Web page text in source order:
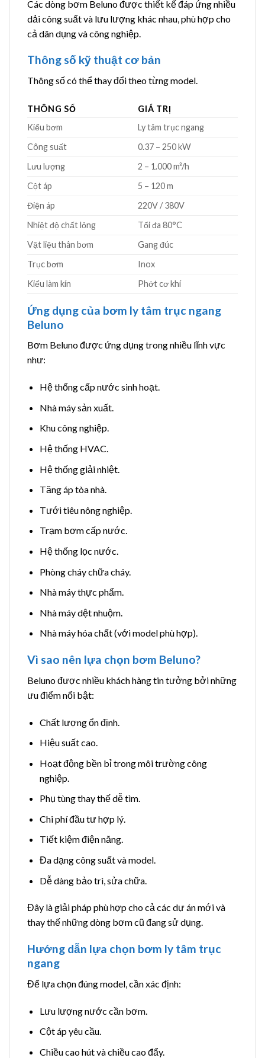
Các dòng bơm Beluno được thiết kế đáp ứng nhiều
dải công suất và lưu lượng khác nhau, phù hợp cho
cả dân dụng và công nghiệp.
Thông số kỹ thuật cơ bản
Thông số có thể thay đổi theo từng model.
THÔNG SỐ
GIÁ TRỊ
Kiểu bơm
Ly tâm trục ngang
Công suất
0.37 – 250 kW
Lưu lượng
2 – 1.000 m³/h
Cột áp
5 – 120 m
Điện áp
220V / 380V
Nhiệt độ chất lỏng
Tối đa 80°C
Vật liệu thân bơm
Gang đúc
Trục bơm
Inox
Kiểu làm kín
Phớt cơ khí
Ứng dụng của bơm ly tâm trục ngang
Beluno
Bơm Beluno được ứng dụng trong nhiều lĩnh vực
như:
Hệ thống cấp nước sinh hoạt.
Nhà máy sản xuất.
Khu công nghiệp.
Hệ thống HVAC.
Hệ thống giải nhiệt.
Tăng áp tòa nhà.
Tưới tiêu nông nghiệp.
Trạm bơm cấp nước.
Hệ thống lọc nước.
Phòng cháy chữa cháy.
Nhà máy thực phẩm.
Nhà máy dệt nhuộm.
Nhà máy hóa chất (với model phù hợp).
Vì sao nên lựa chọn bơm Beluno?
Beluno được nhiều khách hàng tin tưởng bởi những
ưu điểm nổi bật:
Chất lượng ổn định.
Hiệu suất cao.
Hoạt động bền bỉ trong môi trường công
nghiệp.
Phụ tùng thay thế dễ tìm.
Chi phí đầu tư hợp lý.
Tiết kiệm điện năng.
Đa dạng công suất và model.
Dễ dàng bảo trì, sửa chữa.
Đây là giải pháp phù hợp cho cả các dự án mới và
thay thế những dòng bơm cũ đang sử dụng.
Hướng dẫn lựa chọn bơm ly tâm trục
ngang
Để lựa chọn đúng model, cần xác định:
Lưu lượng nước cần bơm.
Cột áp yêu cầu.
Chiều cao hút và chiều cao đẩy.